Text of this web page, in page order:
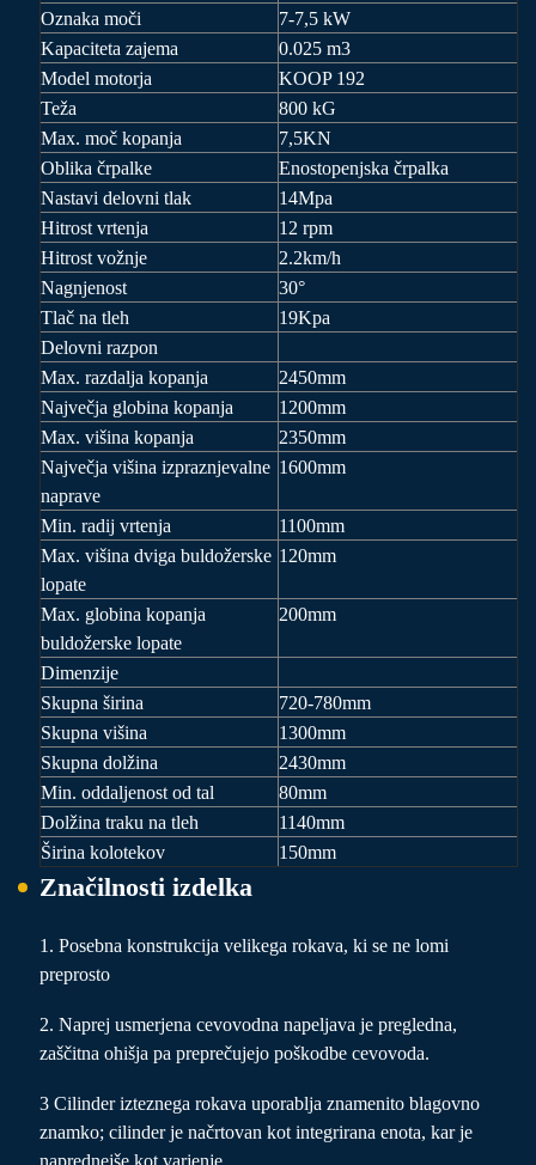
Oznaka moči
7-7,5 kW
Kapaciteta zajema
0.025 m3
Model motorja
KOOP 192
Teža
800 kG
Max. moč kopanja
7,5KN
Oblika črpalke
Enostopenjska črpalka
Nastavi delovni tlak
14Mpa
Hitrost vrtenja
12 rpm
Hitrost vožnje
2.2km/h
Nagnjenost
30°
Tlač na tleh
19Kpa
Delovni razpon
Max. razdalja kopanja
2450mm
Največja globina kopanja
1200mm
Max. višina kopanja
2350mm
Največja višina izpraznjevalne
naprave
1600mm
Min. radij vrtenja
1100mm
Max. višina dviga buldožerske
lopate
120mm
Max. globina kopanja
buldožerske lopate
200mm
Dimenzije
Skupna širina
720-780mm
Skupna višina
1300mm
Skupna dolžina
2430mm
Min. oddaljenost od tal
80mm
Dolžina traku na tleh
1140mm
Širina kolotekov
150mm
Značilnosti izdelka
1. Posebna konstrukcija velikega rokava, ki se ne lomi
preprosto
2. Naprej usmerjena cevovodna napeljava je pregledna,
zaščitna ohišja pa preprečujejo poškodbe cevovoda.
3 Cilinder izteznega rokava uporablja znamenito blagovno
znamko; cilinder je načrtovan kot integrirana enota, kar je
naprednejše kot varjenje.